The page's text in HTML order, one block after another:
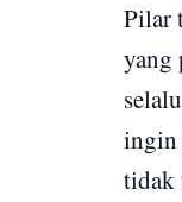
Pilar
yang
ingin
tidak